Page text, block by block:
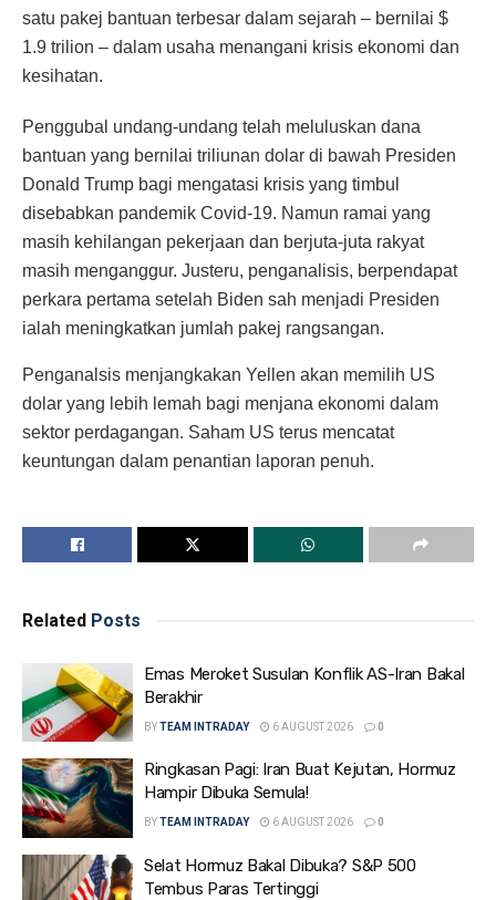
satu pakej bantuan terbesar dalam sejarah – bernilai $
1.9 trilion – dalam usaha menangani krisis ekonomi dan
kesihatan.
Penggubal undang-undang telah meluluskan dana
bantuan yang bernilai triliunan dolar di bawah Presiden
Donald Trump bagi mengatasi krisis yang timbul
disebabkan pandemik Covid-19. Namun ramai yang
masih kehilangan pekerjaan dan berjuta-juta rakyat
masih menganggur. Justeru, penganalisis, berpendapat
perkara pertama setelah Biden sah menjadi Presiden
ialah meningkatkan jumlah pakej rangsangan.
Penganalsis menjangkakan Yellen akan memilih US
dolar yang lebih lemah bagi menjana ekonomi dalam
sektor perdagangan. Saham US terus mencatat
keuntungan dalam penantian laporan penuh.
Related Posts
Emas Meroket Susulan Konflik AS-Iran Bakal
Berakhir
BYTEAM INTRADAY 6 AUGUST 2026 0
Ringkasan Pagi: Iran Buat Kejutan, Hormuz
Hampir Dibuka Semula!
BYTEAM INTRADAY 6 AUGUST 2026 0
Selat Hormuz Bakal Dibuka? S&P 500
Tembus Paras Tertinggi